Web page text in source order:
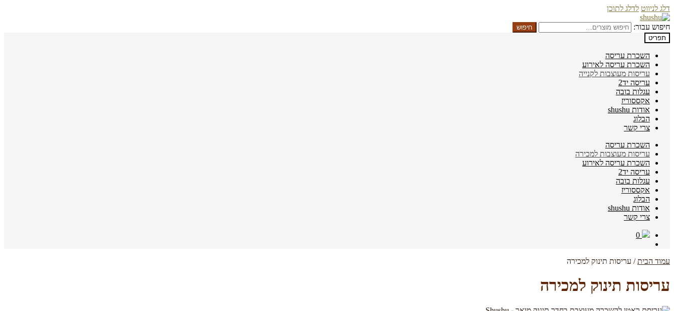
דלג לניווט לדלג לתוכן
חיפוש עבור:
חיפוש
תפריט
השכרת עריסה
השכרת עריסה לאירוע
עריסות מעוצבות לקנייה
עריסה יד2
עגלות בובה
אקססוריז
אודות shushu
הבלוג
צרי קשר
השכרת עריסה
עריסות מעוצבות למכירה
השכרת עריסה לאירוע
עריסה יד2
עגלות בובה
אקססוריז
הבלוג
אודות shushu
צרי קשר
0
עמוד הבית/ עריסות תינוק למכירה
עריסות תינוק למכירה